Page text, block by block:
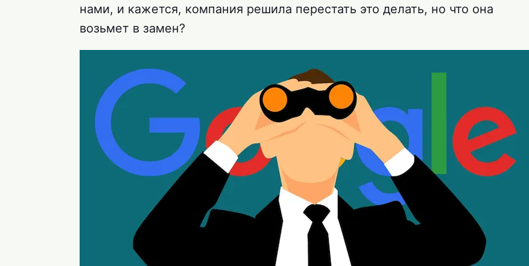
нами, и кажется, компания решила перестать это делать, но что она
возьмет в замен?